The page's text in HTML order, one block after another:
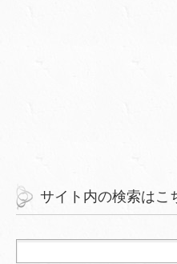
サイト内の検索はこ